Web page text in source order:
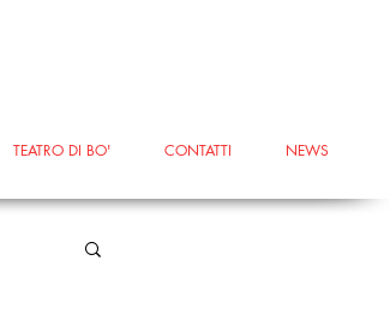
TEATRO DI BO' CONTATTI NEWS